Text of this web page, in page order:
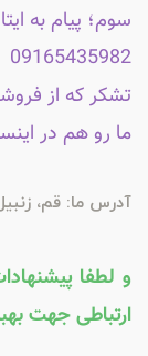
سوم؛ پیام به
09165435982
تشکر که از
ما رو هم در
آدرس ما: قم، زنبیل
و لطفا
ارتباطی جهت